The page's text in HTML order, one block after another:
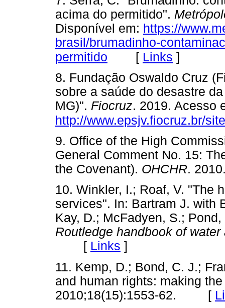
acima do permitido".
Disponível em: https://
brasil/brumadinho-
permitido [ Links ]
8. Fundação Oswaldo Cruz
sobre a saúde do desastre
MG)". Fiocruz. 2019. Acesso
http://www.epsjv.fiocruz.br/
9. Office of the High
General Comment No. 15:
the Covenant). OHCHR.
10. Winkler, I.; Roaf, V. "The
services". In: Bartram J. with
Kay, D.; McFadyen, S.;
Routledge handbook of water
[ Links ]
11. Kemp, D.; Bond, C. J.;
and human rights: making
2010;18(15):1553-62. [